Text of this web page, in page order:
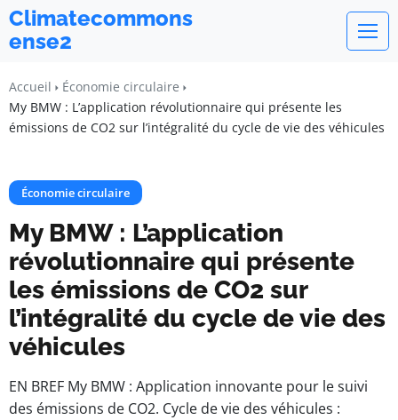
Climatecommons
ense2
Accueil
Économie circulaire
My BMW : L’application révolutionnaire qui présente les
émissions de CO2 sur l’intégralité du cycle de vie des véhicules
Économie circulaire
My BMW : L’application
révolutionnaire qui présente
les émissions de CO2 sur
l’intégralité du cycle de vie des
véhicules
EN BREF My BMW : Application innovante pour le suivi
des émissions de CO2. Cycle de vie des véhicules :